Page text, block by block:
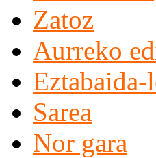
Zatoz
Aurreko
Eztabaida-
Sarea
Nor gara